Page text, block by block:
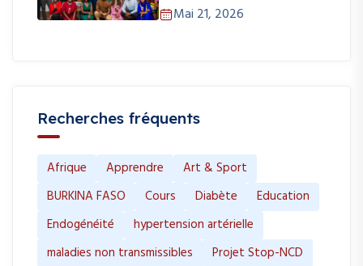
Mai 21, 2026
Recherches fréquents
Afrique Apprendre
Art & Sport
BURKINA FASO
Cours Diabète
Education
Endogénéité
hypertension artérielle
maladies non transmissibles
Projet Stop-NCD